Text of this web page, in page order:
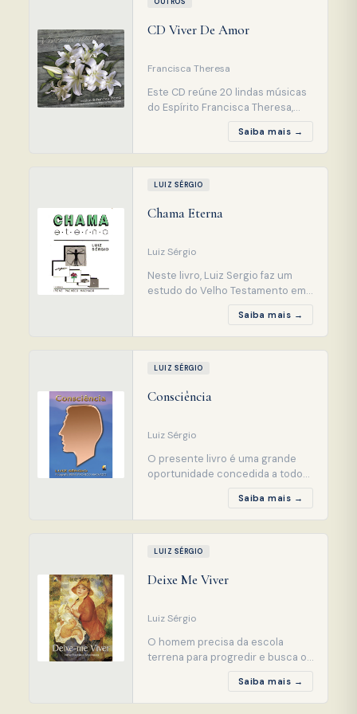
oferece ao homem um mar de
CD Viver De Amor
Francisca Theresa
Este CD reúne 20 lindas músicas
do Espírito Francisca Theresa,
mentora da médium Irene
Pacheco Machado e da Casa
Espírita Recanto de Maria. São
melodias que cantam sobretudo
o amor e aquele que as escutar
um mundo onde a paz invadirá
Saiba mais →
LUIZ SÉRGIO
Chama Eterna
Luiz Sérgio
Neste livro, Luiz Sergio faz um
estudo do Velho Testamento em
linguagem de fácil assimilação
das passagens bíblicas,
esclarecendo pontos ainda não
intelígiveis para nós. Fala dos
direitos humanos, da luta da
emancipação e da evolução do
Saiba mais →
LUIZ SÉRGIO
Consciência
Luiz Sérgio
O presente livro é uma grande
oportunidade concedida a todos
nós de, conscientemente,
enfrentar um problema de
característica biopsicossocial de
grande importância para o mundo
atual, notadamente quando a
maiores números de artigos o
Saiba mais →
LUIZ SÉRGIO
Deixe Me Viver
Luiz Sérgio
O homem precisa da escola
terrena para progredir e busca o
corpo físico para resgatar suas
faltas pretéritas. Preocupados
com as rejeições que vêm
Saiba mais →